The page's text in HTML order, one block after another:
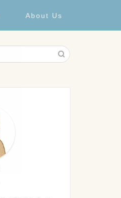
About Us